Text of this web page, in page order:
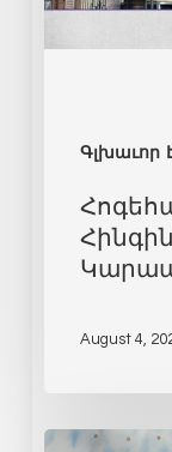
Գլխաւոր
August 4,